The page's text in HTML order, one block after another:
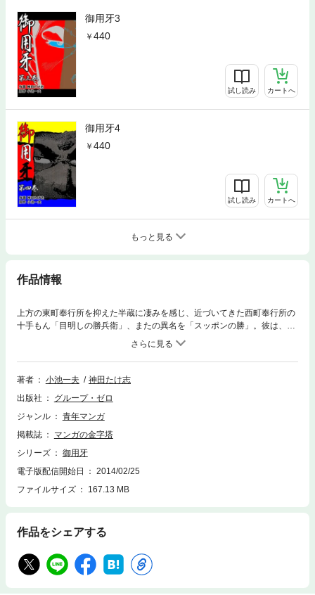
御用牙3
440
試し読み カートへ
御用牙4
440
試し読み カートへ
もっと見る
作品情報
上方の東町奉行所を抑えた半蔵に凄みを感じ、近づいてきた西町奉行所の
十手もん「目明しの勝兵衛」、またの異名を「スッポンの勝」。彼は、町
はずれにある承明寺で盗みをした左官の弥一を挙げることに協力してほし
著者 小池一夫
神田たけ志
出版社
グループ・ゼロ
ジャンル
青年マンガ
掲載誌
マンガの金字塔
シリーズ
御用牙
電子版配信開始日
2014/02/25
ファイルサイズ
167.13 MB
作品をシェアする